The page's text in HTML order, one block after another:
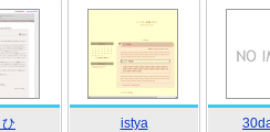
istya